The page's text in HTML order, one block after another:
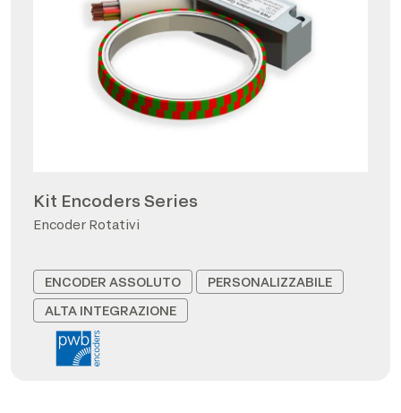
Kit Encoders Series
Encoder Rotativi
ENCODER ASSOLUTO
PERSONALIZZABILE
ALTA INTEGRAZIONE